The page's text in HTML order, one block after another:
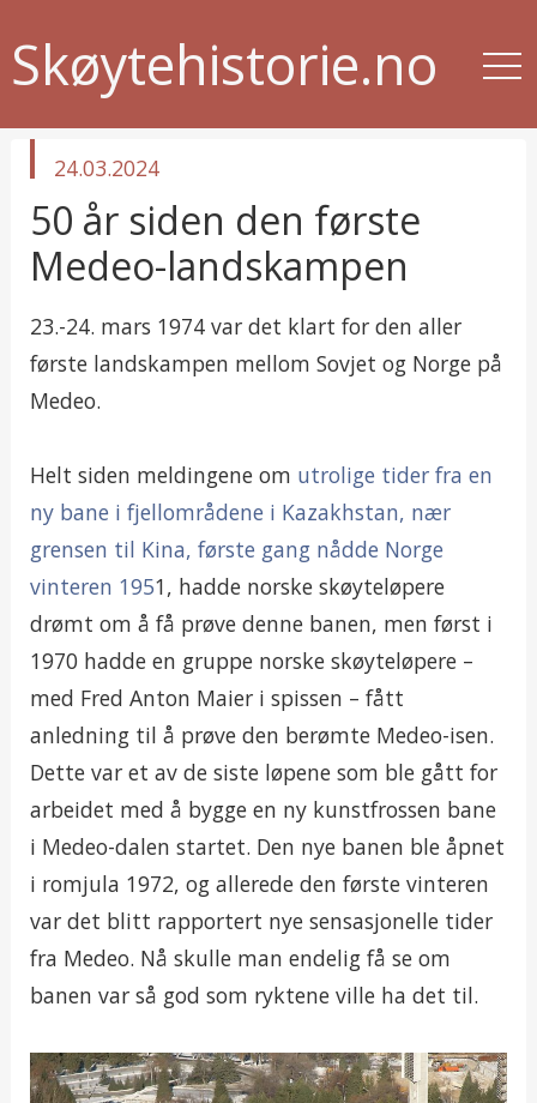
Skøytehistorie.no
published
24.03.2024
50 år siden den første
Medeo-landskampen
23.-24. mars 1974 var det klart for den aller
første landskampen mellom Sovjet og Norge på
Medeo.
Helt siden meldingene om utrolige tider fra en
ny bane i fjellområdene i Kazakhstan, nær
grensen til Kina, første gang nådde Norge
vinteren 1951, hadde norske skøyteløpere
drømt om å få prøve denne banen, men først i
1970 hadde en gruppe norske skøyteløpere –
med Fred Anton Maier i spissen – fått
anledning til å prøve den berømte Medeo-isen.
Dette var et av de siste løpene som ble gått for
arbeidet med å bygge en ny kunstfrossen bane
i Medeo-dalen startet. Den nye banen ble åpnet
i romjula 1972, og allerede den første vinteren
var det blitt rapportert nye sensasjonelle tider
fra Medeo. Nå skulle man endelig få se om
banen var så god som ryktene ville ha det til.